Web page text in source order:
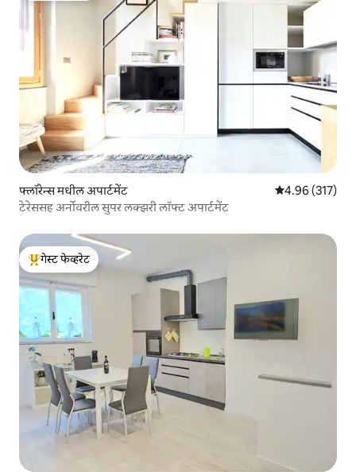
फ्लॉरेन्स मधील अपार्टमेंट 5 पैकी 4.96
4.96 (317)
टेरेससह अर्नोवरील सुपर लक्झरी लॉफ्ट अपार्टमेंट
टॉप गेस्ट फेव्हरेट
गेस्ट फेव्हरेट